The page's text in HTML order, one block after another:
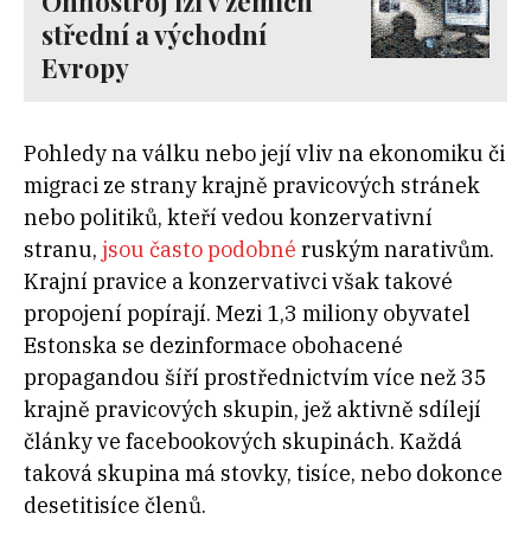
střední a východní
Evropy
Pohledy na válku nebo její vliv na ekonomiku či
migraci ze strany krajně pravicových stránek
nebo politiků, kteří vedou konzervativní
stranu, jsou často podobné ruským narativům.
Krajní pravice a konzervativci však takové
propojení popírají. Mezi 1,3 miliony obyvatel
Estonska se dezinformace obohacené
propagandou šíří prostřednictvím více než 35
krajně pravicových skupin, jež aktivně sdílejí
články ve facebookových skupinách. Každá
taková skupina má stovky, tisíce, nebo dokonce
desetitisíce členů.